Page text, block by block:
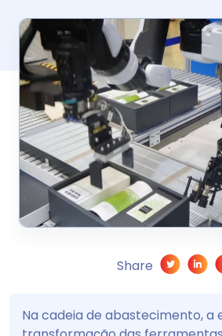
Share
Na cadeia de abastecimento, a